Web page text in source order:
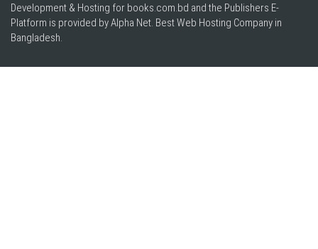
Development & Hosting for books.com.bd and the Publishers E-
Platform is provided by Alpha Net. BestWeb Hosting Company in
Bangladesh.